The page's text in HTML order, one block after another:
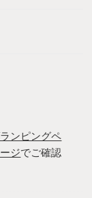
ンピングペ
ジでご確認